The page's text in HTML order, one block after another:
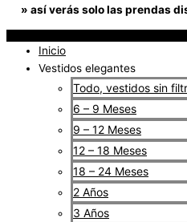
» así verás solo las prendas
Inicio
Vestidos elegantes
Todo, vestidos sin
6 – 9 Meses
9 – 12 Meses
12 – 18 Meses
18 – 24 Meses
2 Años
3 Años